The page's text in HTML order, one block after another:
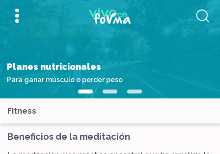
Planes nutricionales
Para ganar músculo o perder peso
Fitness
Beneficios de la meditación